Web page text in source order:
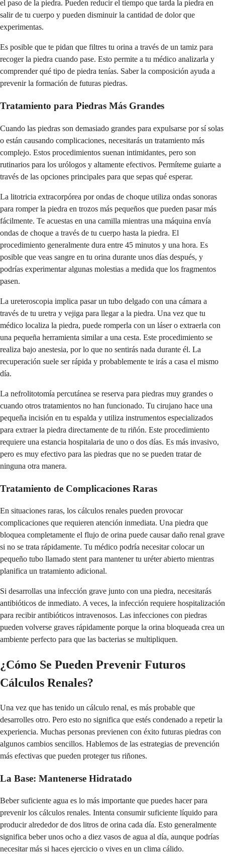
el paso de la piedra. Pueden reducir el tiempo que tarda la piedra en
salir de tu cuerpo y pueden disminuir la cantidad de dolor que
experimentas.
Es posible que te pidan que filtres tu orina a través de un tamiz para
recoger la piedra cuando pase. Esto permite a tu médico analizarla y
comprender qué tipo de piedra tenías. Saber la composición ayuda a
prevenir la formación de futuras piedras.
Tratamiento para Piedras Más Grandes
Cuando las piedras son demasiado grandes para expulsarse por sí solas
o están causando complicaciones, necesitarás un tratamiento más
complejo. Estos procedimientos suenan intimidantes, pero son
rutinarios para los urólogos y altamente efectivos. Permíteme guiarte a
través de las opciones principales para que sepas qué esperar.
La litotricia extracorpórea por ondas de choque utiliza ondas sonoras
para romper la piedra en trozos más pequeños que pueden pasar más
fácilmente. Te acuestas en una camilla mientras una máquina envía
ondas de choque a través de tu cuerpo hasta la piedra. El
procedimiento generalmente dura entre 45 minutos y una hora. Es
posible que veas sangre en tu orina durante unos días después, y
podrías experimentar algunas molestias a medida que los fragmentos
pasen.
La ureteroscopia implica pasar un tubo delgado con una cámara a
través de tu uretra y vejiga para llegar a la piedra. Una vez que tu
médico localiza la piedra, puede romperla con un láser o extraerla con
una pequeña herramienta similar a una cesta. Este procedimiento se
realiza bajo anestesia, por lo que no sentirás nada durante él. La
recuperación suele ser rápida y probablemente te irás a casa el mismo
día.
La nefrolitotomía percutánea se reserva para piedras muy grandes o
cuando otros tratamientos no han funcionado. Tu cirujano hace una
pequeña incisión en tu espalda y utiliza instrumentos especializados
para extraer la piedra directamente de tu riñón. Este procedimiento
requiere una estancia hospitalaria de uno o dos días. Es más invasivo,
pero es muy efectivo para las piedras que no se pueden tratar de
ninguna otra manera.
Tratamiento de Complicaciones Raras
En situaciones raras, los cálculos renales pueden provocar
complicaciones que requieren atención inmediata. Una piedra que
bloquea completamente el flujo de orina puede causar daño renal grave
si no se trata rápidamente. Tu médico podría necesitar colocar un
pequeño tubo llamado stent para mantener tu uréter abierto mientras
planifica un tratamiento adicional.
Si desarrollas una infección grave junto con una piedra, necesitarás
antibióticos de inmediato. A veces, la infección requiere hospitalización
para recibir antibióticos intravenosos. Las infecciones con piedras
pueden volverse graves rápidamente porque la orina bloqueada crea un
ambiente perfecto para que las bacterias se multipliquen.
¿Cómo Se Pueden Prevenir Futuros
Cálculos Renales?
Una vez que has tenido un cálculo renal, es más probable que
desarrolles otro. Pero esto no significa que estés condenado a repetir la
experiencia. Muchas personas previenen con éxito futuras piedras con
algunos cambios sencillos. Hablemos de las estrategias de prevención
más efectivas que pueden proteger tus riñones.
La Base: Mantenerse Hidratado
Beber suficiente agua es lo más importante que puedes hacer para
prevenir los cálculos renales. Intenta consumir suficiente líquido para
producir alrededor de dos litros de orina cada día. Esto generalmente
significa beber unos ocho a diez vasos de agua al día, aunque podrías
necesitar más si haces ejercicio o vives en un clima cálido.